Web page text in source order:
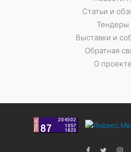
Статьи и
Тендеры
Выставки и
Обратная
О проекте